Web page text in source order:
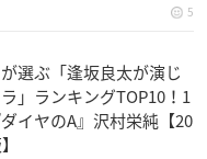
5
選ぶ「逢坂良太が演じ
」ランキングTOP10！1
イヤのA』沢村栄純【20